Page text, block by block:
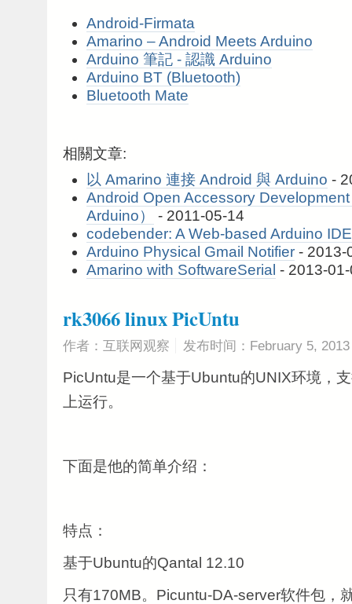
Android-Firmata
Amarino – Android Meets Arduino
Arduino 筆記 - 認識 Arduino
Arduino BT (Bluetooth)
Bluetooth Mate
相關文章:
以 Amarino 連接 Android 與 Arduino -
Android Open Accessory
Arduino）
- 2011-05-14
codebender: A Web-based Arduino IDE
Arduino Physical Gmail Notifier - 2013-
Amarino with SoftwareSerial - 2013-
rk3066 linux PicUntu
作者：互联网观察 发布时间：February 5, 2013
PicUntu是一个基于Ubuntu的UNIX环境，
上运行。
下面是他的简单介绍：
特点：
基于Ubuntu的Qantal 12.10
只有170MB。Picuntu-DA-server软件包，